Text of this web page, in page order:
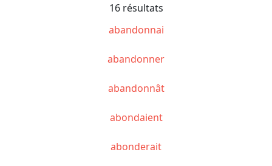
16 résultats
abandonnai
abandonner
abandonnât
abondaient
abonderait